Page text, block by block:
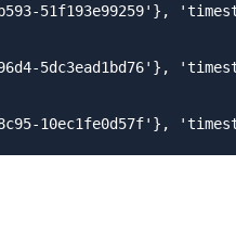
51f193e99259'},
5dc3ead1bd76'},